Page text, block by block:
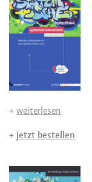
+ weiterlesen
+ jetzt bestellen